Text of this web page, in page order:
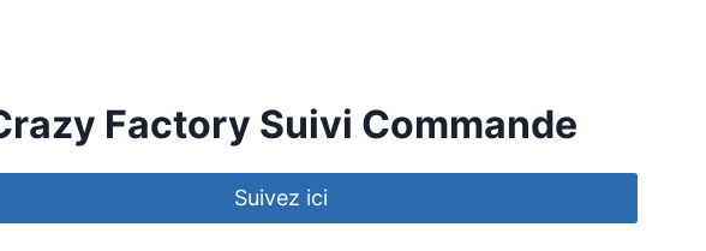
Factory Suivi Commande
Suivez ici